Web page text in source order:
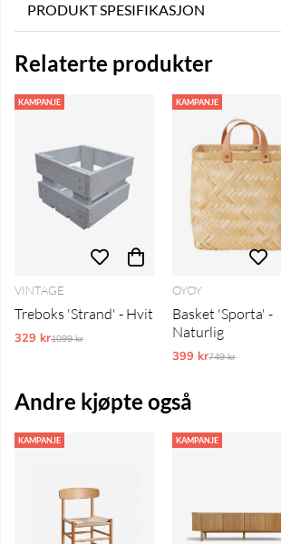
PRODUKT SPESIFIKASJON
Relaterte produkter
KAMPANJE
VINTAGE
Treboks 'Strand' - Hvit
329 krOrdinarie pris:
1099 kr
KAMPANJE
OYOY
Basket 'Sporta' -
Naturlig
399 krOrdinarie pris:
749 kr
Andre kjøpte også
KAMPANJE KAMPANJE